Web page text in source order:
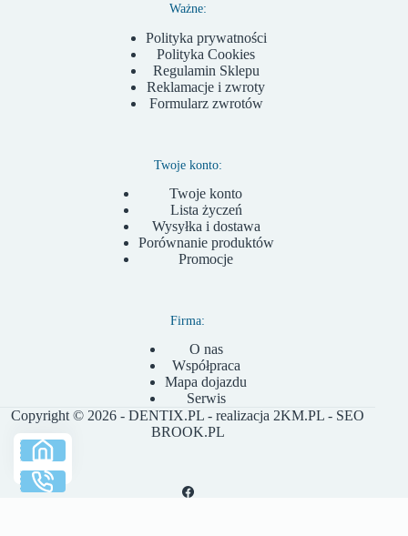
Ważne:
Polityka prywatności
Polityka Cookies
Regulamin Sklepu
Reklamacje i zwroty
Formularz zwrotów
Twoje konto:
Twoje konto
Lista życzeń
Wysyłka i dostawa
Porównanie produktów
Promocje
Firma:
O nas
Współpraca
Mapa dojazdu
Serwis
Copyright © 2026 - DENTIX.PL - realizacja 2KM.PL - SEO
BROOK.PL